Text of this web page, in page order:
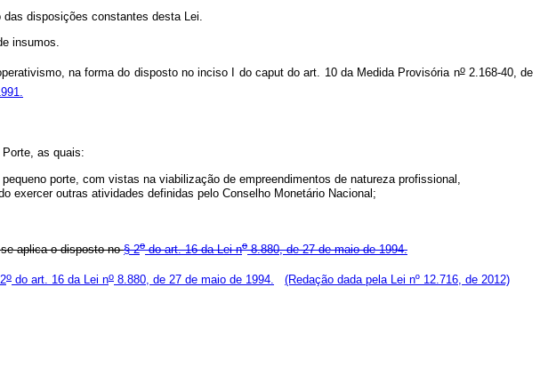
disposições constantes desta Lei.
insumos.
na forma do disposto no inciso I do caputdo art. 10 da Medida Provisória no2.168-40, de
as quais:
porte, com vistas na viabilização de empreendimentos de natureza profissional,
exercer outras atividades definidas pelo Conselho Monetário Nacional;
aplica o disposto no§ 2odo art. 16 da Lei no8.880, de 27 de maio de 1994.
o do art. 16 da Lei no 8.880, de 27 de maio de 1994. (Redação dada pela Lei nº 12.716, de 2012)